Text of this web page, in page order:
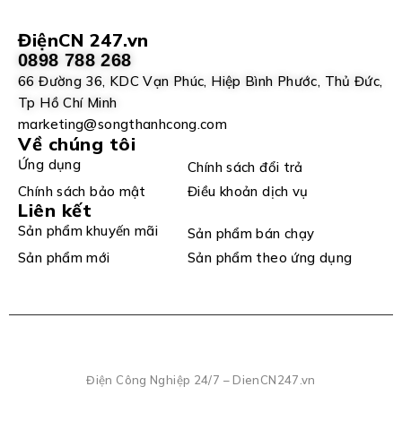
ĐiệnCN 247.vn
0898 788 268
66 Đường 36, KDC Vạn Phúc, Hiệp Bình Phước, Thủ Đức,
Tp Hồ Chí Minh
marketing@songthanhcong.com
Về chúng tôi
Ứng dụng
Chính sách đổi trả
Chính sách bảo mật
Điều khoản dịch vụ
Liên kết
Sản phẩm khuyến mãi
Sản phẩm bán chạy
Sản phẩm mới
Sản phẩm theo ứng dụng
Điện Công Nghiệp 24/7 – DienCN247.vn